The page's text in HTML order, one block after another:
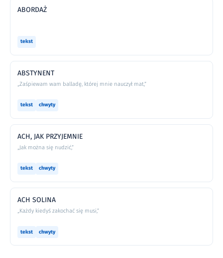
ABORDAŻ
tekst
ABSTYNENT
„Zaśpiewam wam balladę, której mnie nauczył mat,”
tekst chwyty
ACH, JAK PRZYJEMNIE
„Jak można się nudzić,”
tekst chwyty
ACH SOLINA
„Każdy kiedyś zakochać się musi,”
tekst chwyty